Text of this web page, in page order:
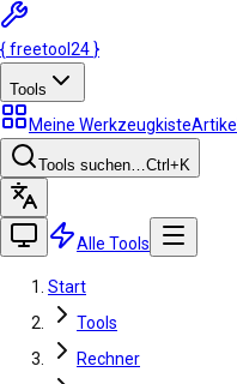
{freetool 24 }
Tools
Meine WerkzeugkisteArtikel
Tools suchen…Ctrl +K
Alle Tools
Start
Tools
Rechner